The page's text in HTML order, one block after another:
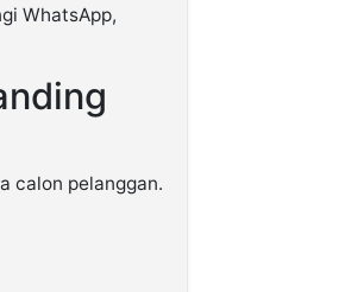
WhatsApp,
calon pelanggan.